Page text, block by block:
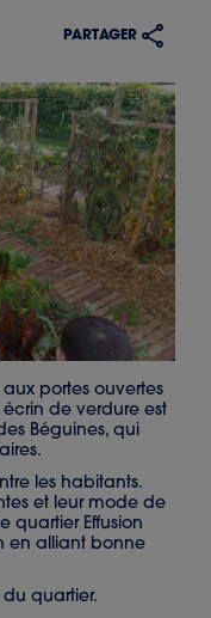
PARTAGER
portes ouvertes
de verdure est
Béguines, qui
les habitants.
et leur mode de
quartier Effusion
en alliant bonne
du quartier.